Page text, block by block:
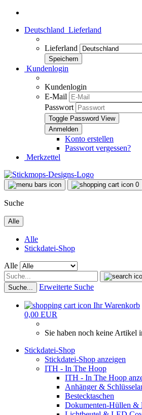
Deutschland Lieferland
Lieferland
Kundenlogin
Kundenlogin
E-Mail
Passwort
Toggle Password View
Konto erstellen
Passwort vergessen?
Merkzettel
0
Suche
Alle
Alle
Stickdatei-Shop
Alle
Suche... Erweiterte Suche
Ihr Warenkorb
0,00 EUR
Sie haben noch keine Artikel
Stickdatei-Shop
Stickdatei-Shop anzeigen
ITH - In The Hoop
ITH - In The Hoop
Anhänger &
Bestecktaschen
Dokumenten-Hüllen &